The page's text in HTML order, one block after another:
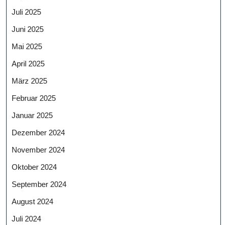
Juli 2025
Juni 2025
Mai 2025
April 2025
März 2025
Februar 2025
Januar 2025
Dezember 2024
November 2024
Oktober 2024
September 2024
August 2024
Juli 2024